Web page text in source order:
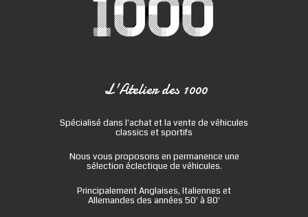
L'Atelier des 1000
Spécialisé dans l'achat et la vente de véhicules
classics et sportifs
Nous vous proposons en permanence une
sélection éclectique de véhicules.
Principalement Anglaises, Italiennes et
Allemandes des années 50' à 80'